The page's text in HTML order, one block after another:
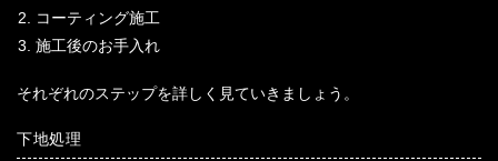
コーティング施工
施工後のお手入れ
それぞれのステップを詳しく見ていきましょう。
下地処理